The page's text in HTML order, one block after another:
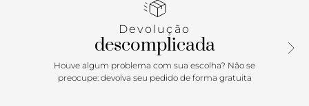
dividindo os dedos, com aplicações metálicas douradas em
Devolução
descomplicada
Houve algum problema com sua escolha? Não se
preocupe: devolva seu pedido de forma gratuita